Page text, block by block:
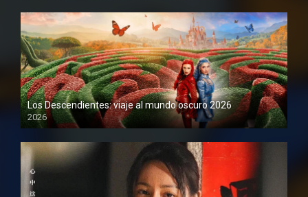
Los Descendientes: viaje al mundo oscuro 2026
2026
1080P